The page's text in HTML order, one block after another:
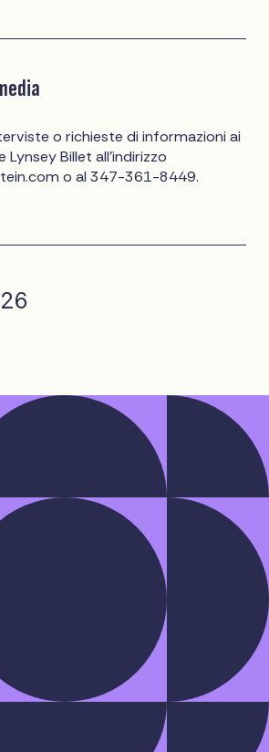
o richieste di informazioni ai
Billet all'indirizzo
o al 347-361-8449.